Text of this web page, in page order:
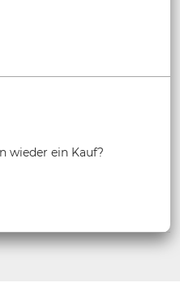
wieder ein Kauf?